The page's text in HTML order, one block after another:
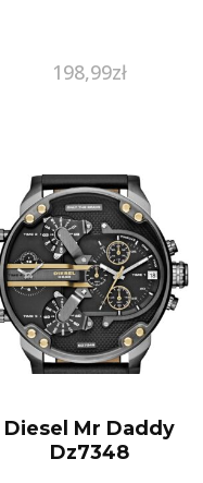
198,99zł
Diesel Mr Daddy
Dz7348